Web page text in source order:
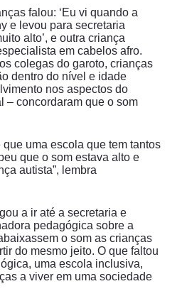
falou: ‘Eu vi quando a
e levou para secretaria
alto’, e outra criança
em cabelos afro.
colegas do garoto, crianças
dentro do nível e idade
nos aspectos do
– concordaram que o som
que uma escola que tem tantos
que o som estava alto e
autista”, lembra
a ir até a secretaria e
pedagógica sobre a
o som as crianças
do mesmo jeito. O que faltou
uma escola inclusiva,
a viver em uma sociedade